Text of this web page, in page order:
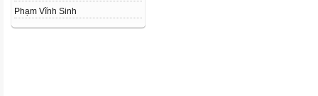
Phạm Vĩnh Sinh